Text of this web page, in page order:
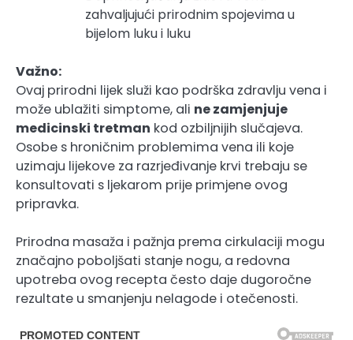
zahvaljujući prirodnim spojevima u
bijelom luku i luku
Važno:
Ovaj prirodni lijek služi kao podrška zdravlju vena i
može ublažiti simptome, ali ne zamjenjuje
medicinski tretman kod ozbiljnijih slučajeva.
Osobe s hroničnim problemima vena ili koje
uzimaju lijekove za razrjeđivanje krvi trebaju se
konsultovati s ljekarom prije primjene ovog
pripravka.
Prirodna masaža i pažnja prema cirkulaciji mogu
značajno poboljšati stanje nogu, a redovna
upotreba ovog recepta često daje dugoročne
rezultate u smanjenju nelagode i otečenosti.